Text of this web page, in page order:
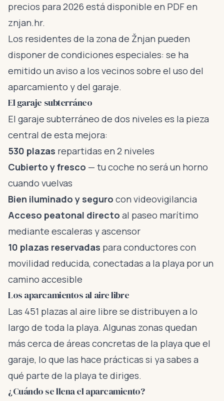
precios para 2026 está disponible en PDF en
znjan.hr.
Los residentes de la zona de Žnjan pueden
disponer de condiciones especiales: se ha
emitido un aviso a los vecinos sobre el uso del
aparcamiento y del garaje.
El garaje subterráneo
El garaje subterráneo de dos niveles es la pieza
central de esta mejora:
530 plazas repartidas en 2 niveles
Cubierto y fresco — tu coche no será un horno
cuando vuelvas
Bien iluminado y seguro con videovigilancia
Acceso peatonal directo al paseo marítimo
mediante escaleras y ascensor
10 plazas reservadas para conductores con
movilidad reducida, conectadas a la playa por un
camino accesible
Los aparcamientos al aire libre
Las 451 plazas al aire libre se distribuyen a lo
largo de toda la playa. Algunas zonas quedan
más cerca de áreas concretas de la playa que el
garaje, lo que las hace prácticas si ya sabes a
qué parte de la playa te diriges.
¿Cuándo se llena el aparcamiento?